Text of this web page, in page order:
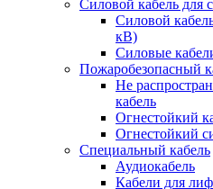
Силовой кабель для
Силовой
кВ)
Силовые
Пожаробезопасный
Не
кабель
Огнестойкий
Огнестойкий
Специальный кабель
Аудиокабель
Кабели для